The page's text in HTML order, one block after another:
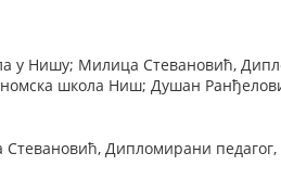
у Нишу; Милица Стевановић,
школа Ниш; Душан
Дипломирани педагог,